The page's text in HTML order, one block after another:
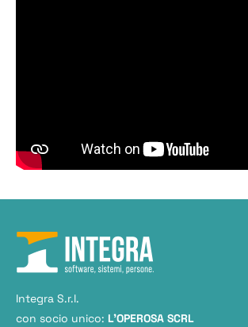
Integra S.r.l.
con socio unico: L'OPEROSA SCRL